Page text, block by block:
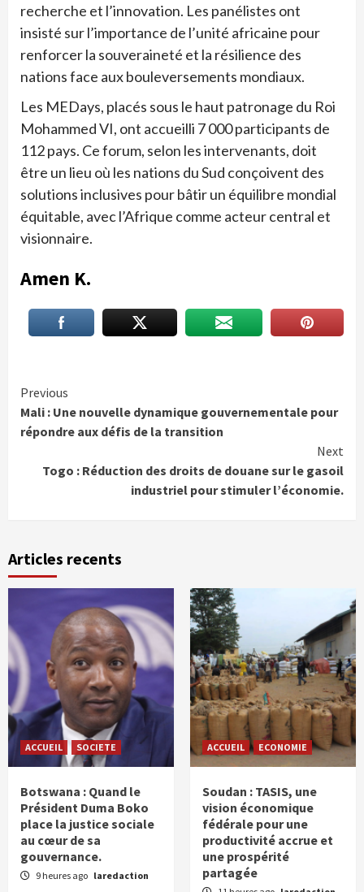
recherche et l’innovation. Les panélistes ont
insisté sur l’importance de l’unité africaine pour
renforcer la souveraineté et la résilience des
nations face aux bouleversements mondiaux.
Les MEDays, placés sous le haut patronage du Roi
Mohammed VI, ont accueilli 7 000 participants de
112 pays. Ce forum, selon les intervenants, doit
être un lieu où les nations du Sud conçoivent des
solutions inclusives pour bâtir un équilibre mondial
équitable, avec l’Afrique comme acteur central et
visionnaire.
Amen K.
Continue
Reading
Previous
Mali : Une nouvelle dynamique gouvernementale pour
répondre aux défis de la transition
Next
Togo : Réduction des droits de douane sur le gasoil
industriel pour stimuler l’économie.
Articles recents
ACCUEIL SOCIETE
Botswana : Quand le
Président Duma Boko
place la justice sociale
au cœur de sa
gouvernance.
9 heures ago laredaction
ACCUEIL ECONOMIE
Soudan : TASIS, une
vision économique
fédérale pour une
productivité accrue et
une prospérité
partagée